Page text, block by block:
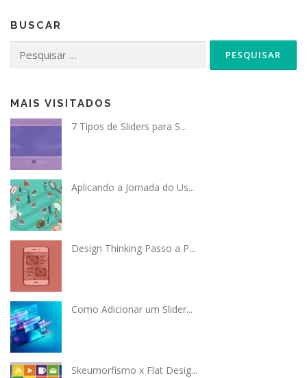
BUSCAR
por:
MAIS VISITADOS
7 Tipos de Sliders para S...
Aplicando a Jornada do Us...
Design Thinking Passo a P...
Como Adicionar um Slider...
Skeumorfismo x Flat Desig...